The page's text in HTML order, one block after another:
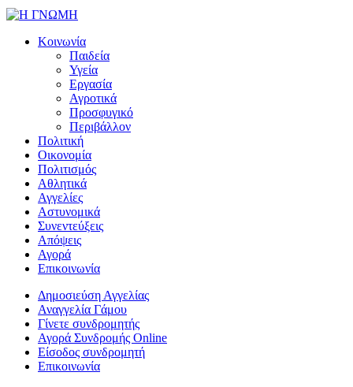
Κοινωνία
Παιδεία
Υγεία
Εργασία
Αγροτικά
Προσφυγικό
Περιβάλλον
Πολιτική
Οικονομία
Πολιτισμός
Αθλητικά
Αγγελίες
Αστυνομικά
Συνεντεύξεις
Απόψεις
Αγορά
Επικοινωνία
Δημοσιεύση Αγγελίας
Αναγγελία Γάμου
Γίνετε συνδρομητής
Αγορά Συνδρομής Online
Είσοδος συνδρομητή
Επικοινωνία